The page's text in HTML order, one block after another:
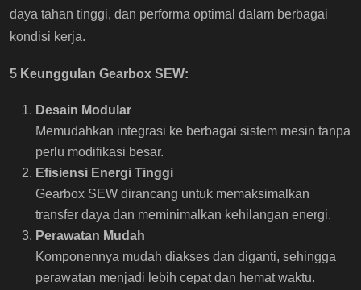
daya tahan tinggi, dan performa optimal dalam berbagai
kondisi kerja.
5 Keunggulan Gearbox SEW:
Desain Modular
Memudahkan integrasi ke berbagai sistem mesin tanpa
perlu modifikasi besar.
Efisiensi Energi Tinggi
Gearbox SEW dirancang untuk memaksimalkan
transfer daya dan meminimalkan kehilangan energi.
Perawatan Mudah
Komponennya mudah diakses dan diganti, sehingga
perawatan menjadi lebih cepat dan hemat waktu.